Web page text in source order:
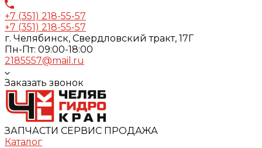
+7 (351) 218-55-57
+7 (351) 218-55-57
г. Челябинск, Свердловский тракт, 17Г
Пн-Пт: 09:00-18:00
2185557@mail.ru
Заказать звонок
ЗАПЧАСТИ СЕРВИС ПРОДАЖА
Каталог